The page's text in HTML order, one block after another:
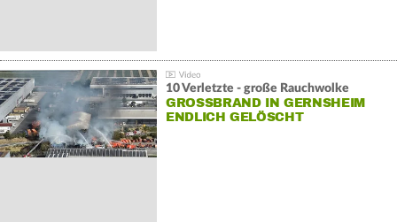
10 Verletzte - große Rauchwolke
GROSSBRAND IN GERNSHEIM E
NDLICH GELÖSCHT